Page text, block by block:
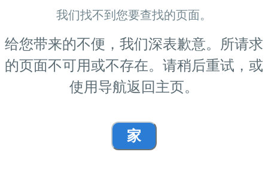
我们找不到您要查找的页面。
给您带来的不便，我们深表歉意。所请求
的页面不可用或不存在。请稍后重试，或
使用导航返回主页。
家